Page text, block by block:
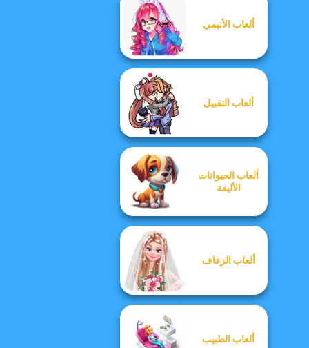
ألعاب الأنيمي
ألعاب التقبيل
ألعاب الحيوانات
الأليفة
ألعاب الزفاف
ألعاب الطبيب